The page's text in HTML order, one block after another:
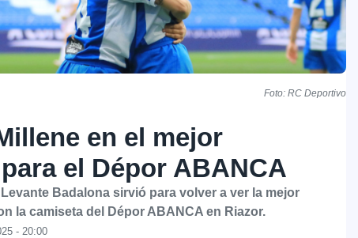
Foto: RC Deportivo
en el mejor
el Dépor ABANCA
Badalona sirvió para volver a ver la mejor
la camiseta del Dépor ABANCA en Riazor.
- 20:00